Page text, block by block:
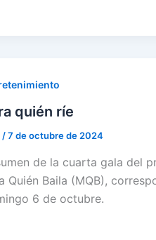
quién ríe
/7 de octubre de 2024
de la cuarta gala del
Quién Baila (MQB),
6 de octubre.